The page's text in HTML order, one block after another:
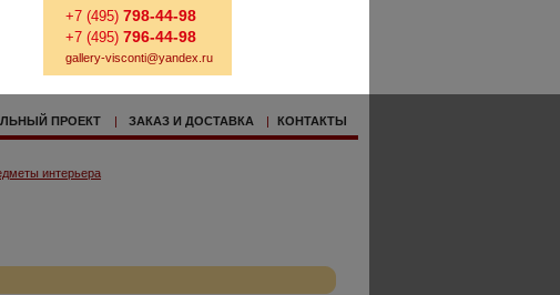
+7 (495) 798-44-98
+7 (495) 796-44-98
gallery-visconti@yandex.ru
ПРОЕКТ | ЗАКАЗ И ДОСТАВКА | КОНТАКТЫ
интерьера